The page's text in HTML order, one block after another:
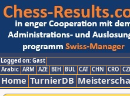
Logged on: Gast
Arabic ARM AZE BIH BUL CAT CHN CRO
Home TurnierDB